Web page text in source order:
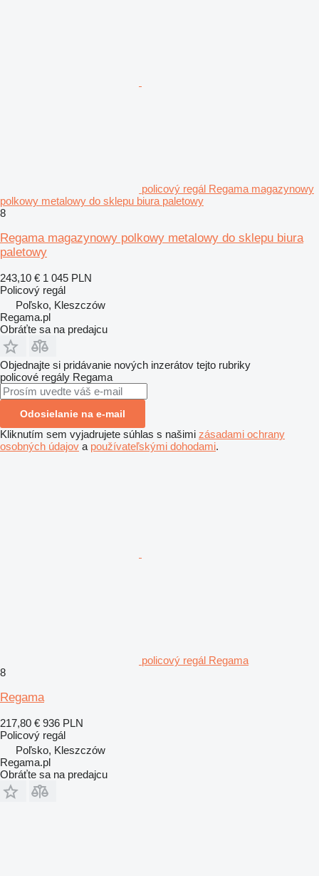
policový regál Regama magazynowy
polkowy metalowy do sklepu biura paletowy
8
Regama magazynowy polkowy metalowy do sklepu biura
paletowy
243,10 € 1 045 PLN
Policový regál
Poľsko, Kleszczów
Regama.pl
Obráťte sa na predajcu
Objednajte si pridávanie nových inzerátov tejto rubriky
policové regály Regama
Odosielanie na e-mail
Kliknutím sem vyjadrujete súhlas s našimi zásadami ochrany
osobných údajov a používateľskými dohodami.
policový regál Regama
8
Regama
217,80 € 936 PLN
Policový regál
Poľsko, Kleszczów
Regama.pl
Obráťte sa na predajcu